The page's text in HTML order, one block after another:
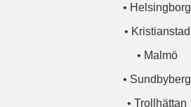
• Helsingborg
• Kristianstad
• Malmö
• Sundbyberg
• Trollhättan